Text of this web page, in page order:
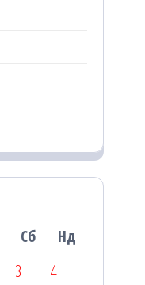
Сб
Нд
3
4